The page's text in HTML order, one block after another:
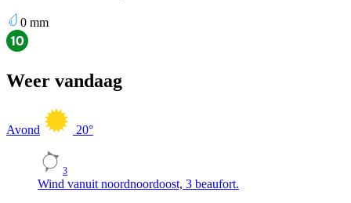
0 mm
Weer vandaag
Avond 20°
3
Wind vanuit noordnoordoost, 3 beaufort.